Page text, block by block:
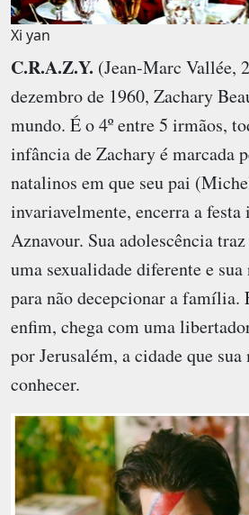
Xi yan
C.R.A.Z.Y. (Jean-Marc Vallée,
dezembro de 1960, Zachary
mundo. É o 4º entre 5 irmãos,
infância de Zachary é marcada
natalinos em que seu pai
invariavelmente, encerra a
Aznavour. Sua adolescência
uma sexualidade diferente e
para não decepcionar a família.
enfim, chega com uma
por Jerusalém, a cidade que
conhecer.